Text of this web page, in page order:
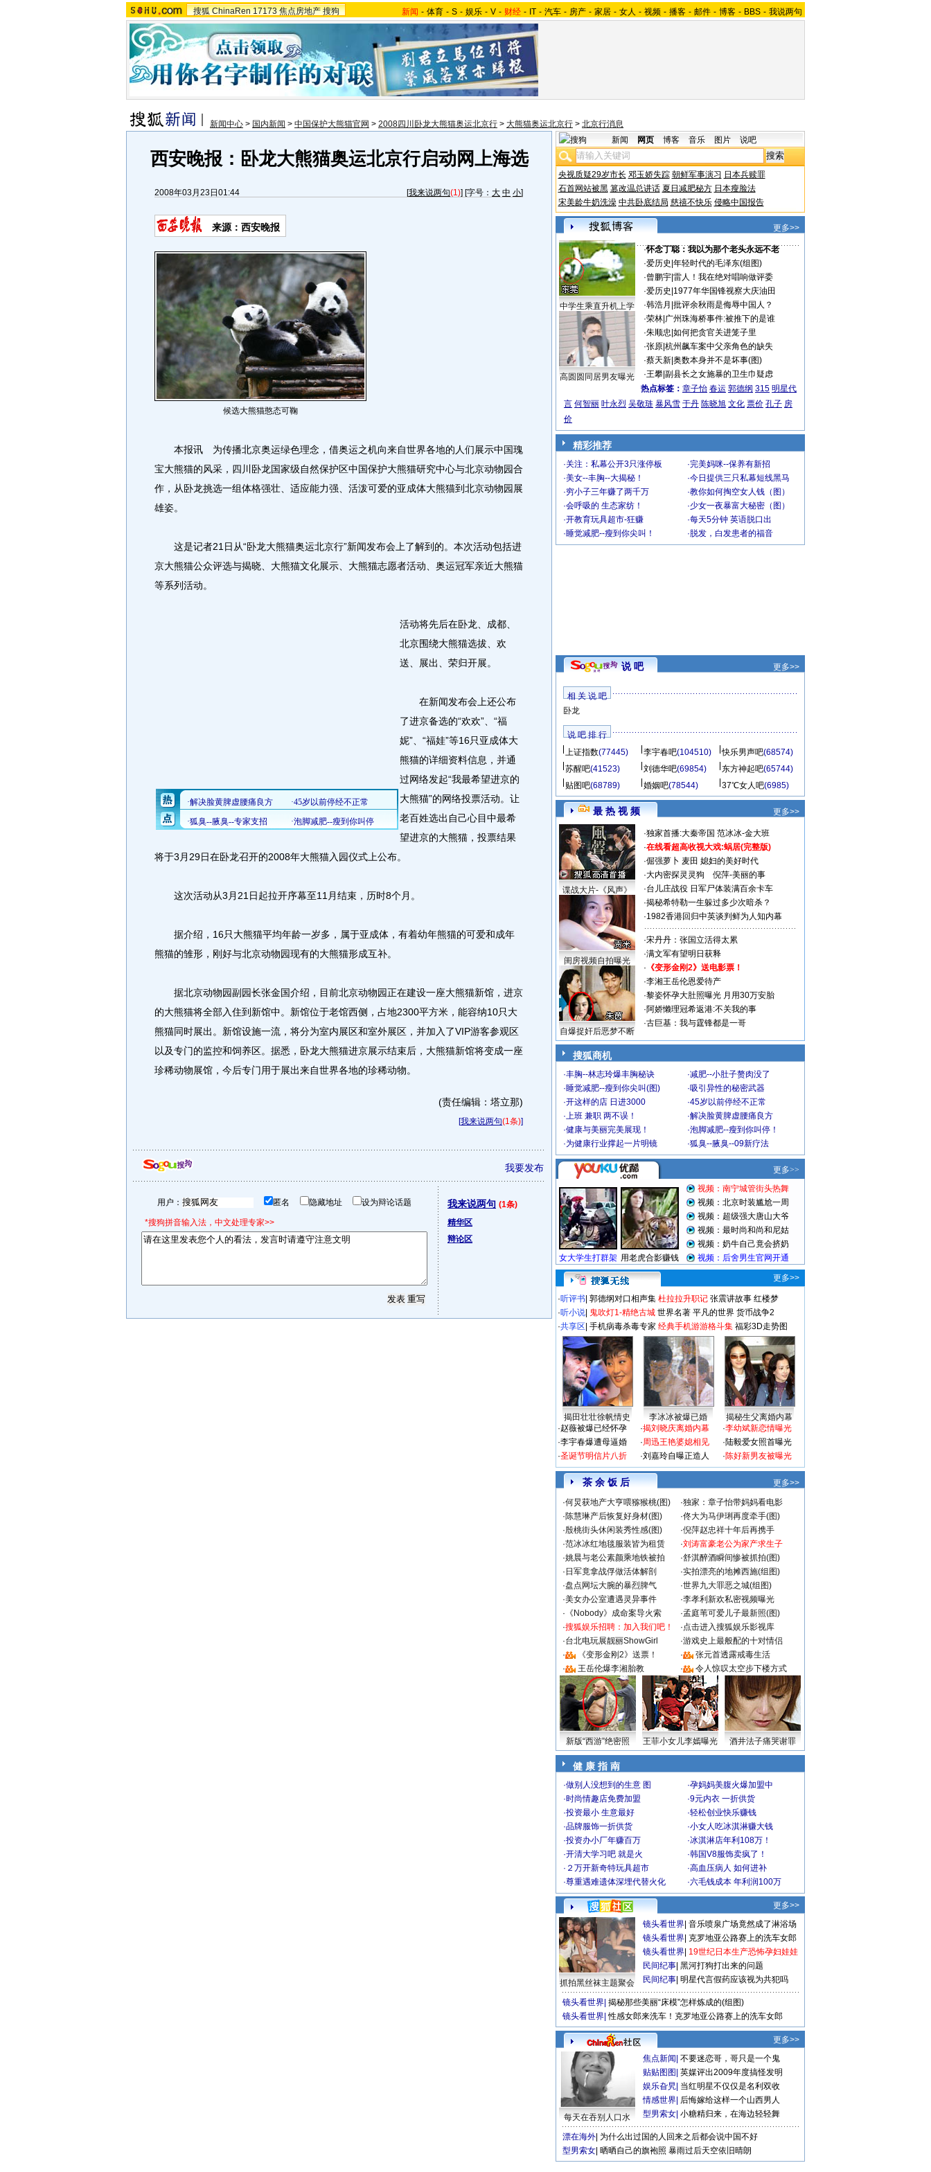
搜狐 ChinaRen 17173 焦点房地产 搜狗 新闻 - 体育 - S - 娱乐 - V - 财经 - IT - 汽车 - 房产 - 家居 - 女人 - 视频 - 播客 - 邮件 - 博客 - BBS - 我说两句
新闻中心 > 国内新闻 > 中国保护大熊猫官网 > 2008四川卧龙大熊猫奥运北京行 > 大熊猫奥运北京行 > 北京行消息
西安晚报：卧龙大熊猫奥运北京行启动网上海选
2008年03月23日01:44 [我来说两句(1)] [字号： 大 中 小]
来源：西安晚报
候选大熊猫憨态可鞠
本报讯 为传播北京奥运绿色理念，借奥运之机向来自世界各地的人们展示中国瑰
宝大熊猫的风采，四川卧龙国家级自然保护区中国保护大熊猫研究中心与北京动物园合
作，从卧龙挑选一组体格强壮、适应能力强、活泼可爱的亚成体大熊猫到北京动物园展
雄姿。
这是记者21日从“卧龙大熊猫奥运北京行”新闻发布会上了解到的。本次活动包括进
京大熊猫公众评选与揭晓、大熊猫文化展示、大熊猫志愿者活动、奥运冠军亲近大熊猫
等系列活动。
活动将先后在卧龙、成都、
北京围绕大熊猫选拔、欢
送、展出、荣归开展。
在新闻发布会上还公布
了进京备选的“欢欢”、“福
妮”、“福娃”等16只亚成体大
熊猫的详细资料信息，并通
过网络发起“我最希望进京的
大熊猫”的网络投票活动。让
老百姓选出自己心目中最希
望进京的大熊猫，投票结果
将于3月29日在卧龙召开的2008年大熊猫入园仪式上公布。
这次活动从3月21日起拉开序幕至11月结束，历时8个月。
据介绍，16只大熊猫平均年龄一岁多，属于亚成体，有着幼年熊猫的可爱和成年
熊猫的雏形，刚好与北京动物园现有的大熊猫形成互补。
据北京动物园副园长张金国介绍，目前北京动物园正在建设一座大熊猫新馆，进京
的大熊猫将全部入住到新馆中。新馆位于老馆西侧，占地2300平方米，能容纳10只大
熊猫同时展出。新馆设施一流，将分为室内展区和室外展区，并加入了VIP游客参观区
以及专门的监控和饲养区。据悉，卧龙大熊猫进京展示结束后，大熊猫新馆将变成一座
珍稀动物展馆，今后专门用于展出来自世界各地的珍稀动物。
(责任编辑：塔立那)
[我来说两句(1条)]
我要发布
用户： 匿名 隐藏地址 设为辩论话题
*搜狗拼音输入法，中文处理专家>>
我来说两句 (1条)
精华区
辩论区
新闻 网页 博客 音乐 图片 说吧
央视质疑29岁市长 邓玉娇失踪 朝鲜军事演习 日本兵赎罪
石首网站被黑 篡改温总讲话 夏日减肥秘方 日本瘦脸法
宋美龄牛奶洗澡 中共卧底结局 慈禧不快乐 侵略中国报告
更多>>
中学生乘直升机上学
高圆圆同居男友曝光
·怀念丁聪：我以为那个老头永远不老
·爱历史 年轻时代的毛泽东(组图)
·曾鹏宇| 雷人！我在绝对唱响做评委
·爱历史 1977年华国锋视察大庆油田
·韩浩月 批评余秋雨是侮辱中国人？
·荣林| 广州珠海桥事件:被推下的是谁
·朱顺忠 如何把贪官关进笼子里
·张原| 杭州飙车案中父亲角色的缺失
·蔡天新| 奥数本身并不是坏事(图)
·王攀| 副县长之女施暴的卫生巾疑虑
热点标签： 章子怡 春运 郭德纲 315 明星代
言 何智丽 叶永烈 吴敬琏 暴风雪 于丹 陈晓旭 文化 票价 孔子 房
价
精彩推荐
·关注：私幕公开3只涨停板 ·完美妈咪--保养有新招
·美女--丰胸--大揭秘！ ·今日提供三只私幕短线黑马
·穷小子三年赚了两千万 ·教你如何掏空女人钱（图）
·会呼吸的 生态家纺！ ·少女一夜暴富大秘密（图）
·开教育玩具超市-狂赚 ·每天5分钟 英语脱口出
·睡觉减肥--瘦到你尖叫！ · 脱发，白发患者的福音
说 吧 更多>>
相 关 说 吧
卧龙
说 吧 排 行
上证指数(77445) 李宇春吧(104510) 快乐男声吧(68574)
苏醒吧(41523) 刘德华吧(69854) 东方神起吧(65744)
贴图吧(68789) 婚姻吧(78544) 37℃女人吧(6985)
最 热 视 频 更多>>
谍战大片-《风声》
闺房视频自拍曝光
自爆捉奸后恶梦不断
·独家首播:大秦帝国 范冰冰-金大班
·在线看超高收视大戏:蜗居(完整版)
·倔强萝卜 麦田 媳妇的美好时代
·大内密探灵灵狗
倪萍-美丽的事
·台儿庄战役 日军尸体装满百余卡车
·揭秘希特勒一生躲过多少次暗杀？
·1982香港回归中英谈判鲜为人知内幕
·宋丹丹：张国立活得太累
·满文军有望明日获释
· 《变形金刚2》送电影票！
·李湘王岳伦恩爱待产
·黎姿怀孕大肚照曝光 月用30万安胎
·阿娇懒理冠希返港:不关我的事
·古巨基：我与霆锋都是一哥
搜狐商机
·丰胸--林志玲爆丰胸秘诀 ·减肥--小肚子赘肉没了
·睡觉减肥--瘦到你尖叫(图) ·吸引异性的秘密武器
·开这样的店 日进3000 ·45岁以前停经不正常
·上班 兼职 两不误！ ·解决脸黄脾虚腰痛良方
·健康与美丽完美展现！ ·泡脚减肥--瘦到你叫停！
·为健康行业撑起一片明镜 ·狐臭--腋臭--09新疗法
更多>>
·听评书 郭德纲对口相声集 杜拉拉升职记 张震讲故事 红楼梦
·听小说 鬼吹灯1-精绝古城 世界名著 平凡的世界 货币战争2
·共享区 手机病毒杀毒专家 经典手机游游格斗集 福彩3D走势图
揭田壮壮徐帆情史 李冰冰被爆已婚
揭秘生父离婚内幕
·赵薇被爆已经怀孕
·李宇春爆遭母逼婚
·圣诞节明信片八折
·揭刘晓庆离婚内幕
·周迅王艳婆媳相见
·刘嘉玲自曝正造人
·李幼斌新恋情曝光
·陆毅爱女照首曝光
·陈好新男友被曝光
茶 余 饭 后
更多>>
·何炅获地产大亨喂猕猴桃(图) ·独家：章子怡带妈妈看电影
·陈慧琳产后恢复好身材(图) ·佟大为马伊琍再度牵手(图)
·殷桃街头休闲装秀性感(图) ·倪萍赵忠祥十年后再携手
·范冰冰红地毯服装皆为租赁 ·刘涛富豪老公为家产求生子
·姚晨与老公素颜乘地铁被拍 ·舒淇醉酒瞬间惨被抓拍(图)
· 日军竟拿战俘做活体解剖 ·实拍漂亮的地摊西施(组图)
·盘点网坛大腕的暴烈脾气 ·世界九大罪恶之城(组图)
·美女办公室遭遇灵异事件 ·李孝利新欢私密视频曝光
· 《Nobody》成命案导火索 ·孟庭苇可爱儿子最新照(图)
·搜狐娱乐招聘：加入我们吧！ ·点击进入搜狐娱乐影视库
·台北电玩展靓丽ShowGirl ·游戏史上最般配的十对情侣
·
《变形金刚2》送票！ ·
张元首透露戒毒生活
·
王岳伦爆李湘胎教 · 令人惊叹太空步下楼方式
新版“西游”绝密照 王菲小女儿李嫣曝光 酒井法子痛哭谢罪
健 康 指 南
·做别人没想到的生意 图 ·孕妈妈美腹火爆加盟中
·时尚情趣店免费加盟 ·9元内衣 一折供货
·投资最小 生意最好 ·轻松创业快乐赚钱
·品牌服饰一折供货 ·小女人吃冰淇淋赚大钱
·投资办小厂年赚百万 ·冰淇淋店年利108万！
·开清大学习吧 就是火 ·韩国V8服饰卖疯了！
· ２万开新奇特玩具超市 ·高血压病人 如何进补
·尊重遇难遗体深埋代替火化 ·六毛钱成本 年利润100万
更多>>
抓拍黑丝袜主题聚会
镜头看世界 音乐喷泉广场竟然成了淋浴场
镜头看世界 克罗地亚公路赛上的洗车女郎
镜头看世界 19世纪日本生产恐怖孕妇娃娃
民间纪事 黑河打狗打出来的问题
民间纪事 明星代言假药应该视为共犯吗
镜头看世界 揭秘那些美丽“床模”怎样炼成的(组图)
镜头看世界 性感女郎来洗车！克罗地亚公路赛上的洗车女郎
更多>>
每天在吞别人口水
焦点新闻 不要迷恋哥，哥只是一个鬼
贴贴图图 英媒评出2009年度搞怪发明
娱乐旮旯 当红明星不仅仅是名利双收
情感世界 后悔嫁给这样一个山西男人
型男索女 小糖精归来，在海边轻轻舞
漂在海外 为什么出过国的人回来之后都会说中国不好
型男索女 晒晒自己的旗袍照 暴雨过后天空依旧晴朗